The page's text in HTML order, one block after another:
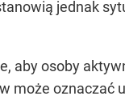
jednak
aby osoby
może oznaczać